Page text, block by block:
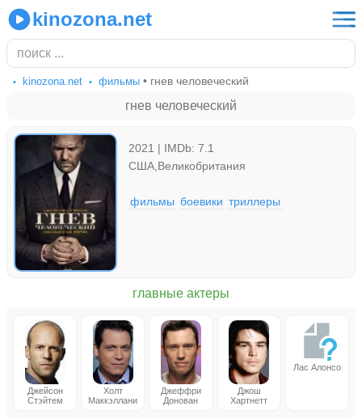
kinozona.net
kinozona.net фильмы • гнев человеческий
гнев человеческий
2021 | IMDb: 7.1
США,Великобритания
фильмы боевики триллеры
главные актеры
Джейсон
Стэйтем
Холт
Маккэллани
Джеффри
Донован
Джош
Хартнетт
Лас Алонсо